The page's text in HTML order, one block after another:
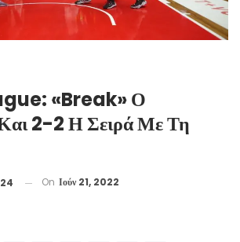
«Break» Ο
2-2 Η Σειρά Με Τη
On Ιούν 21, 2022